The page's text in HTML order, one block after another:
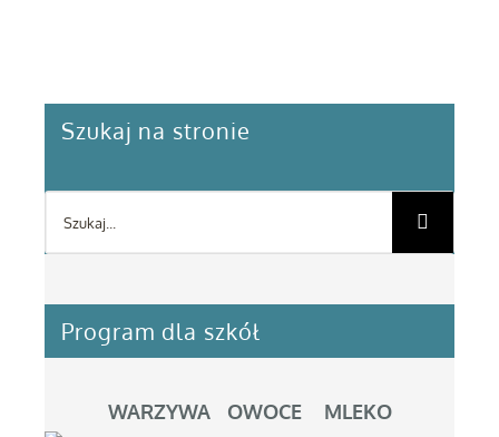
Szukaj na stronie
Program dla szkół
WARZYWA OWOCE MLEKO